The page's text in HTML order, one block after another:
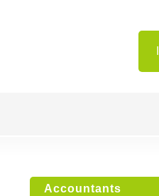
Accountants